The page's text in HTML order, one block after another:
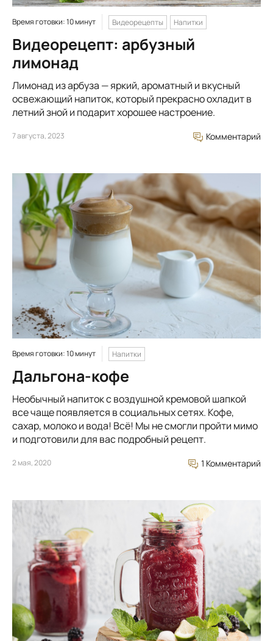
Время готовки: 10 минут Видеорецепты Напитки
Видеорецепт: арбузный
лимонад
Лимонад из арбуза — яркий, ароматный и вкусный
освежающий напиток, который прекрасно охладит в
летний зной и подарит хорошее настроение.
7 августа, 2023 Комментарий
Время готовки: 10 минут Напитки
Дальгона-кофе
Необычный напиток с воздушной кремовой шапкой
все чаще появляется в социальных сетях. Кофе,
сахар, молоко и вода! Всё! Мы не смогли пройти мимо
и подготовили для вас подробный рецепт.
2 мая, 2020 1 Комментарий